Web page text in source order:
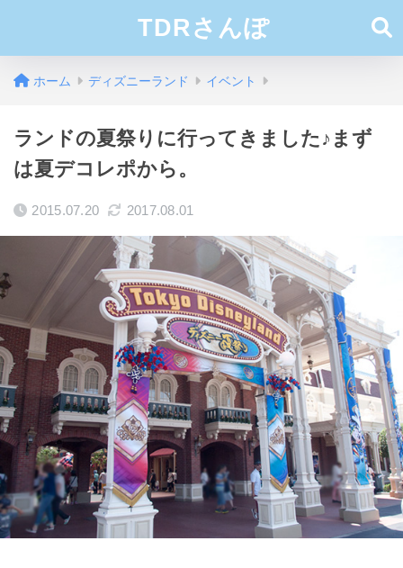
TDRさんぽ
ホーム ディズニーランド イベント
ランドの夏祭りに行ってきました♪まず
は夏デコレポから。
2015.07.20 2017.08.01